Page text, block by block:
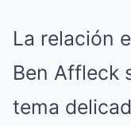
La relación
Ben Affleck
tema